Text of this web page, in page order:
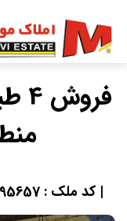
| کد ملک : 595657